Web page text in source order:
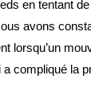
en tentant
avons
lorsqu’un
a compliqué la